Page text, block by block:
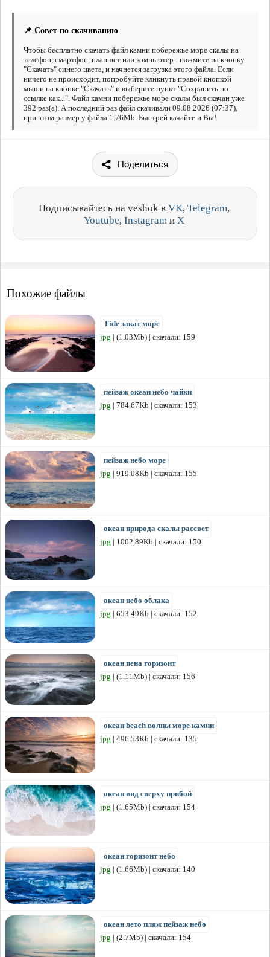
📌 Совет по скачиванию
Чтобы бесплатно скачать файл камни побережье море скалы на
телефон, смартфон, планшет или компьютер - нажмите на кнопку
"Скачать" синего цвета, и начнется загрузка этого файла. Если
ничего не происходит, попробуйте кликнуть правой кнопкой
мыши на кнопке "Скачать" и выберите пункт "Сохранить по
ссылке как...". Файл камни побережье море скалы был скачан уже
392 раз(а). А последний раз файл скачивали 09.08.2026 (07:37),
при этом размер у файла 1.76Mb. Быстрей качайте и Вы!
Поделиться
Подписывайтесь на veshok в VK, Telegram,
Youtube, Instagram и X
Похожие файлы
Tide закат море
jpg | (1.03Mb) | скачали: 159
пейзаж океан небо чайки
jpg | 784.67Kb | скачали: 153
пейзаж небо море
jpg | 919.08Kb | скачали: 155
океан природа скалы рассвет
jpg | 1002.89Kb | скачали: 150
океан небо облака
jpg | 653.49Kb | скачали: 152
океан пена горизонт
jpg | (1.11Mb) | скачали: 156
океан beach волны море камни
jpg | 496.53Kb | скачали: 135
океан вид сверху прибой
jpg | (1.65Mb) | скачали: 154
океан горизонт небо
jpg | (1.66Mb) | скачали: 140
океан лето пляж пейзаж небо
jpg | (2.7Mb) | скачали: 154